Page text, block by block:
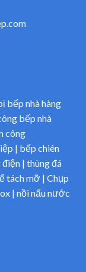
bếp nhà hàng
bếp nhà
công
| bếp chiên
| thùng đá
tách mỡ | Chụp
| nồi nấu nước